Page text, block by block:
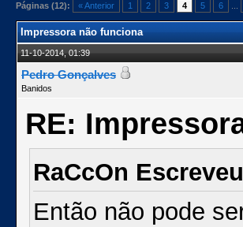
Páginas (12): « Anterior 1 2 3 4 5 6
Impressora não funciona
11-10-2014, 01:39
Pedro Gonçalves
Banidos
RE:
RaCcOn
Então não pode